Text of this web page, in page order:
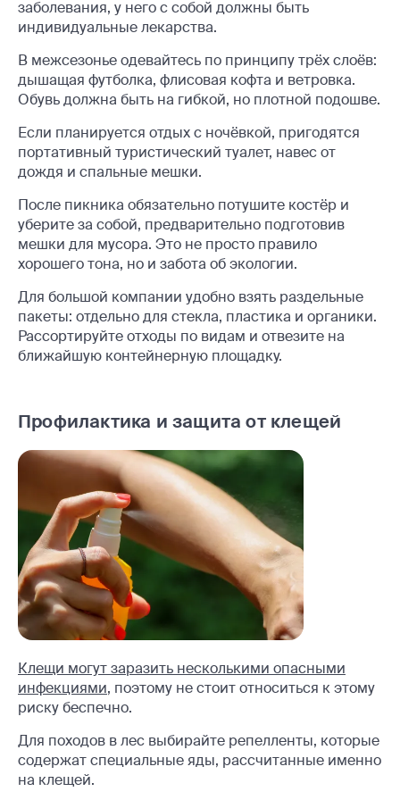
заболевания, у него с собой должны быть
индивидуальные лекарства.
В межсезонье одевайтесь по принципу трёх слоёв:
дышащая футболка, флисовая кофта и ветровка.
Обувь должна быть на гибкой, но плотной подошве.
Если планируется отдых с ночёвкой, пригодятся
портативный туристический туалет, навес от
дождя и спальные мешки.
После пикника обязательно потушите костёр и
уберите за собой, предварительно подготовив
мешки для мусора. Это не просто правило
хорошего тона, но и забота об экологии.
Для большой компании удобно взять раздельные
пакеты: отдельно для стекла, пластика и органики.
Рассортируйте отходы по видам и отвезите на
ближайшую контейнерную площадку.
Профилактика и защита от клещей
Клещи могут заразить несколькими опасными
инфекциями, поэтому не стоит относиться к этому
риску беспечно.
Для походов в лес выбирайте репелленты, которые
содержат специальные яды, рассчитанные именно
на клещей.